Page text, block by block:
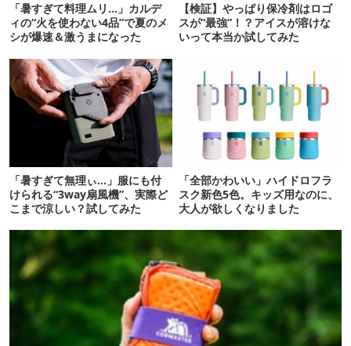
「暑すぎて料理ムリ…」カルデ
ィの“火を使わない4品”で夏のメ
シが爆速＆激うまになった
【検証】やっぱり保冷剤はロゴ
スが“最強”！？アイスが溶けな
いって本当か試してみた
「暑すぎて無理ぃ…」服にも付
けられる“3way扇風機”、実際ど
こまで涼しい？試してみた
「全部かわいい」ハイドロフラ
スク新色5色。キッズ用なのに、
大人が欲しくなりました